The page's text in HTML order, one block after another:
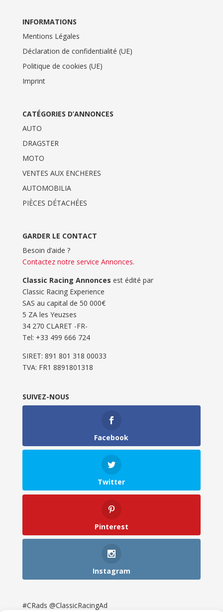
INFORMATIONS
Mentions Légales
Déclaration de confidentialité (UE)
Politique de cookies (UE)
Imprint
CATÉGORIES D’ANNONCES
AUTO
DRAGSTER
MOTO
VENTES AUX ENCHERES
AUTOMOBILIA
PIÈCES DÉTACHÉES
GARDER LE CONTACT
Besoin d’aide ?
Contactez notre service Annonces.
Classic Racing Annonces est édité par
Classic Racing Experience
SAS au capital de 50 000€
5 ZA les Yeuzses
34 270 CLARET -FR-
Tel: ‭+33 499 666 724‬
SIRET: 891 801 318 00033
TVA: FR1 8891801318
SUIVEZ-NOUS
Facebook
Twitter
Pinterest
Instagram
#CRads @ClassicRacingAd